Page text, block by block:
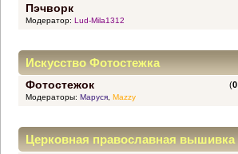
Пэчворк
Модератор: Lud-Mila1312
Искусство Фотостежка
Фотостежок (0
Модераторы: Маруся, Mazzy
Церковная православная вышивка